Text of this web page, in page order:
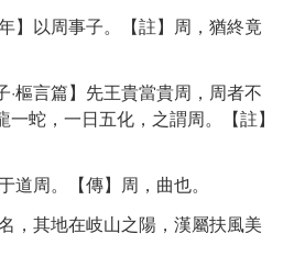
】以周事子。【註】周，猶終竟
·樞言篇】先王貴當貴周，周者不
蛇，一日五化，之謂周。【註】
道周。【傳】周，曲也。
，其地在岐山之陽，漢屬扶風美